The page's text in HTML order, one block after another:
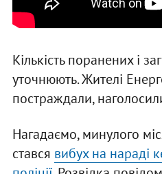
Кількість поранених і
уточнюють. Жителі
постраждали,
Нагадаємо, минулого
стався вибух на нараді